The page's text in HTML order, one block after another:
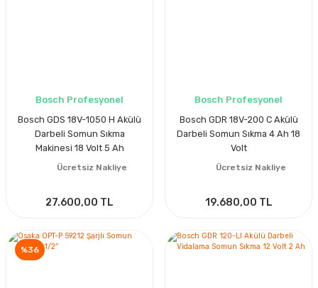
Bosch Profesyonel
Bosch GDS 18V-1050 H Akülü
Darbeli Somun Sıkma
Makinesi 18 Volt 5 Ah
Ücretsiz Nakliye
27.600,00 TL
Bosch Profesyonel
Bosch GDR 18V-200 C Akülü
Darbeli Somun Sıkma 4 Ah 18
Volt
Ücretsiz Nakliye
19.680,00 TL
%36